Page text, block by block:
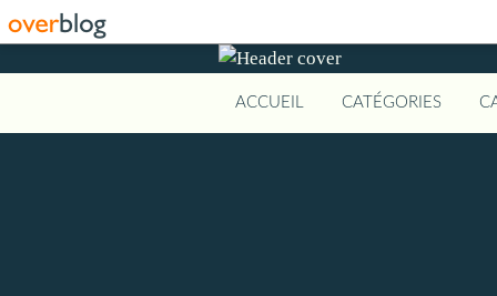
ACCUEIL CATÉGORIES